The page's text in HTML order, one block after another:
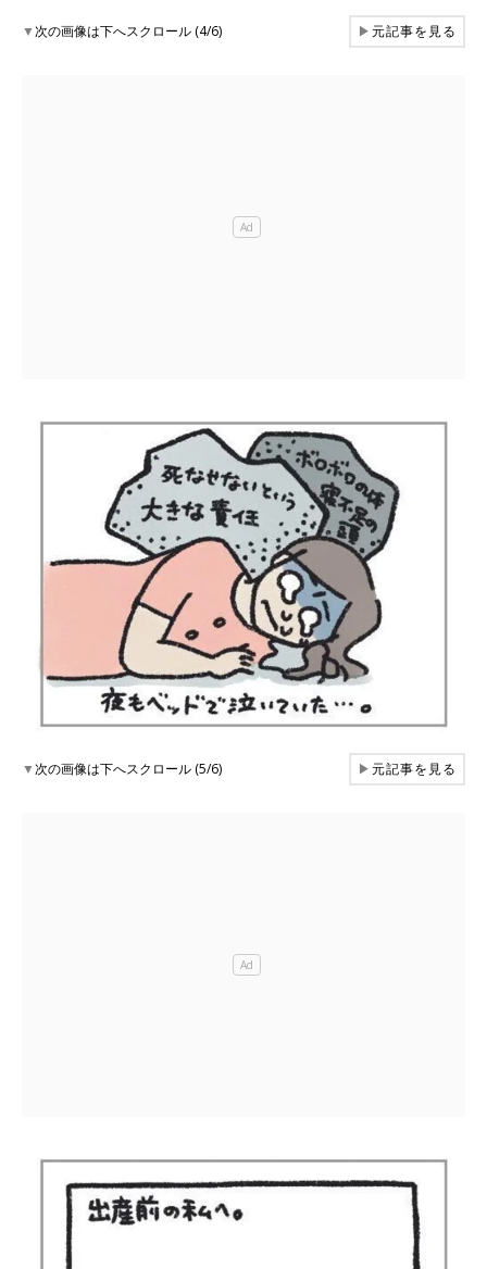
▼次の画像は下へスクロール (4/6) ▶元記事を見る
▼次の画像は下へスクロール (5/6) ▶元記事を見る